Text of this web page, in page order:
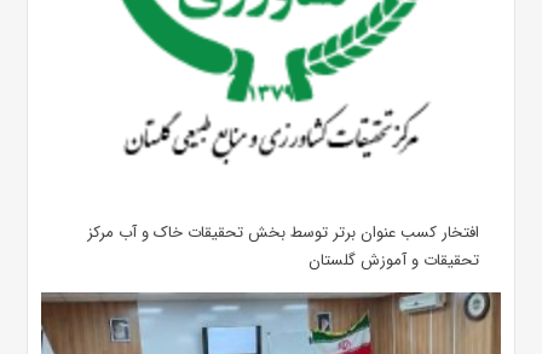
افتخار کسب عنوان برتر توسط بخش تحقیقات خاک و آب مرکز
تحقیقات و آموزش گلستان